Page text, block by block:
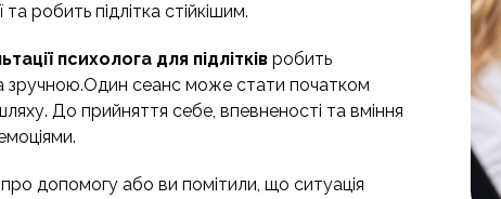
робить підлітка стійкішим.
психолога для підлітків робить
зручною.Один сеанс може стати початком
До прийняття себе, впевненості та вміння
допомогу або ви помітили, що ситуація